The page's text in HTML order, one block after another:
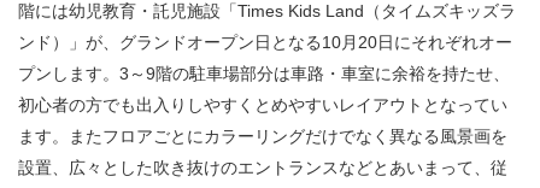
階には幼児教育・託児施設「Times Kids Land（タイムズキッズラ
ンド）」が、グランドオープン日となる10月20日にそれぞれオー
プンします。3～9階の駐車場部分は車路・車室に余裕を持たせ、
初心者の方でも出入りしやすくとめやすいレイアウトとなってい
ます。またフロアごとにカラーリングだけでなく異なる風景画を
設置、広々とした吹き抜けのエントランスなどとあいまって、従